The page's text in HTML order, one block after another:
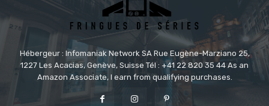
Hébergeur : Infomaniak Network SA Rue Eugène-Marziano 25,
1227 Les Acacias, Genève, Suisse Tél : +41 22 820 35 44 As an
Amazon Associate, I earn from qualifying purchases.